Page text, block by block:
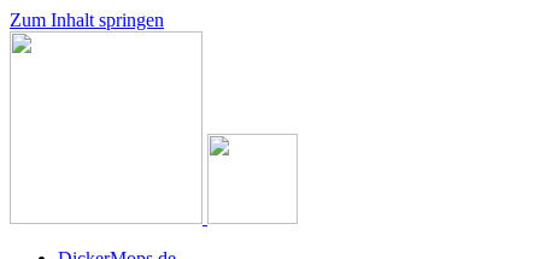
Zum Inhalt springen